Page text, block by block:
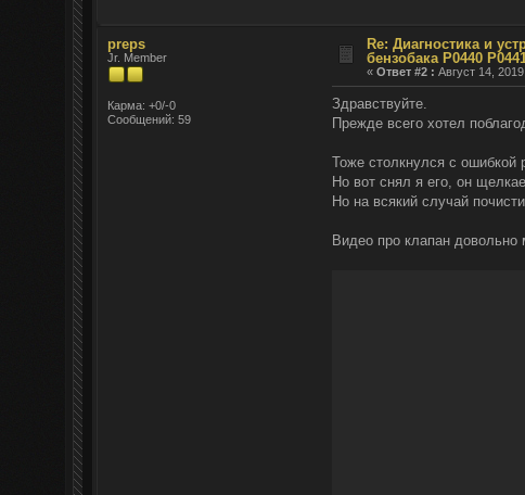
preps
Jr. Member
Карма: +0/-0
Сообщений: 59
Re: Диагностика и
бензобака P0440
«Ответ #2 : Август 14,
Здравствуйте.
Прежде всего хотел
Тоже столкнулся с ошибкой
Но вот снял я его, он
Но на всякий случай
Видео про клапан довольно